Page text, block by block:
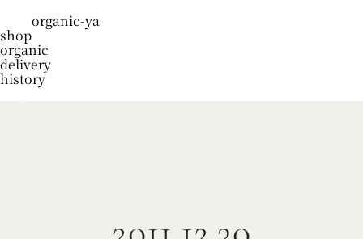
organic-ya
shop
organic
delivery
history